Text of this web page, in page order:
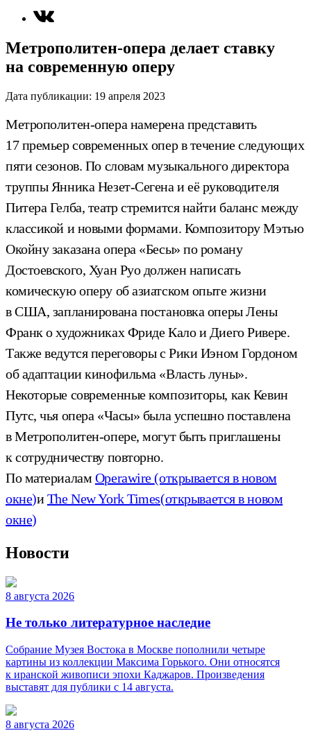
Метрополитен-опера делает ставку
на современную оперу
Дата публикации: 19 апреля 2023
Метрополитен-опера намерена представить
17 премьер современных опер в течение следующих
пяти сезонов. По словам музыкального директора
труппы Янника Незет-Сегена и её руководителя
Питера Гелба, театр стремится найти баланс между
классикой и новыми формами. Композитору Мэтью
Окойну заказана опера «Бесы» по роману
Достоевского, Хуан Руо должен написать
комическую оперу об азиатском опыте жизни
в США, запланирована постановка оперы Лены
Франк о художниках Фриде Кало и Диего Ривере.
Также ведутся переговоры с Рики Иэном Гордоном
об адаптации кинофильма «Власть луны».
Некоторые современные композиторы, как Кевин
Путс, чья опера «Часы» была успешно поставлена
в Метрополитен-опере, могут быть приглашены
к сотрудничеству повторно.
По материалам Operawire(открывается в новом
окне)иThe New York Times(открывается в новом
окне)
Новости
8 августа 2026
Не только литературное наследие
Собрание Музея Востока в Москве пополнили четыре
картины из коллекции Максима Горького. Они относятся
к иранской живописи эпохи Каджаров. Произведения
выставят для публики с 14 августа.
8 августа 2026